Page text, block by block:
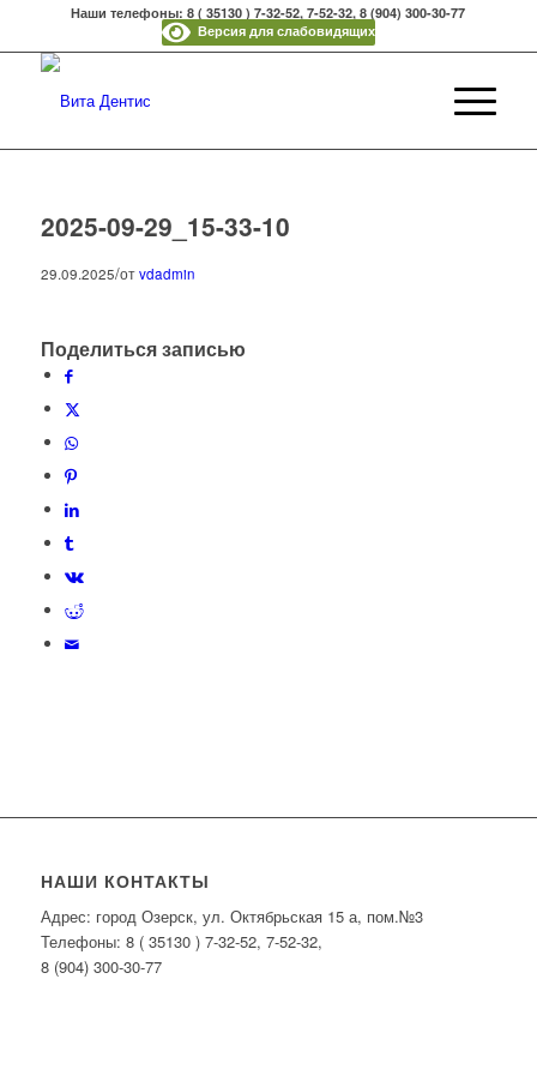
Наши телефоны: 8 ( 35130 ) 7-32-52, 7-52-32, 8 (904) 300-30-77
Версия для слабовидящих
2025-09-29_15-33-10
29.09.2025/отvdadmin
Поделиться записью
НАШИ КОНТАКТЫ
Адрес: город Озерск, ул. Октябрьская 15 а, пом.№3
Телефоны: 8 ( 35130 ) 7-32-52, 7-52-32,
8 (904) 300-30-77